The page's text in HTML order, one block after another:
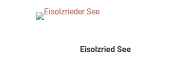
Eisolzried See